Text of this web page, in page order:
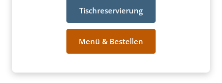
Tischreservierung
Menü & Bestellen